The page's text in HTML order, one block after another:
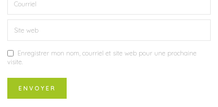
Enregistrer mon nom, courriel et site web pour une prochaine
visite.